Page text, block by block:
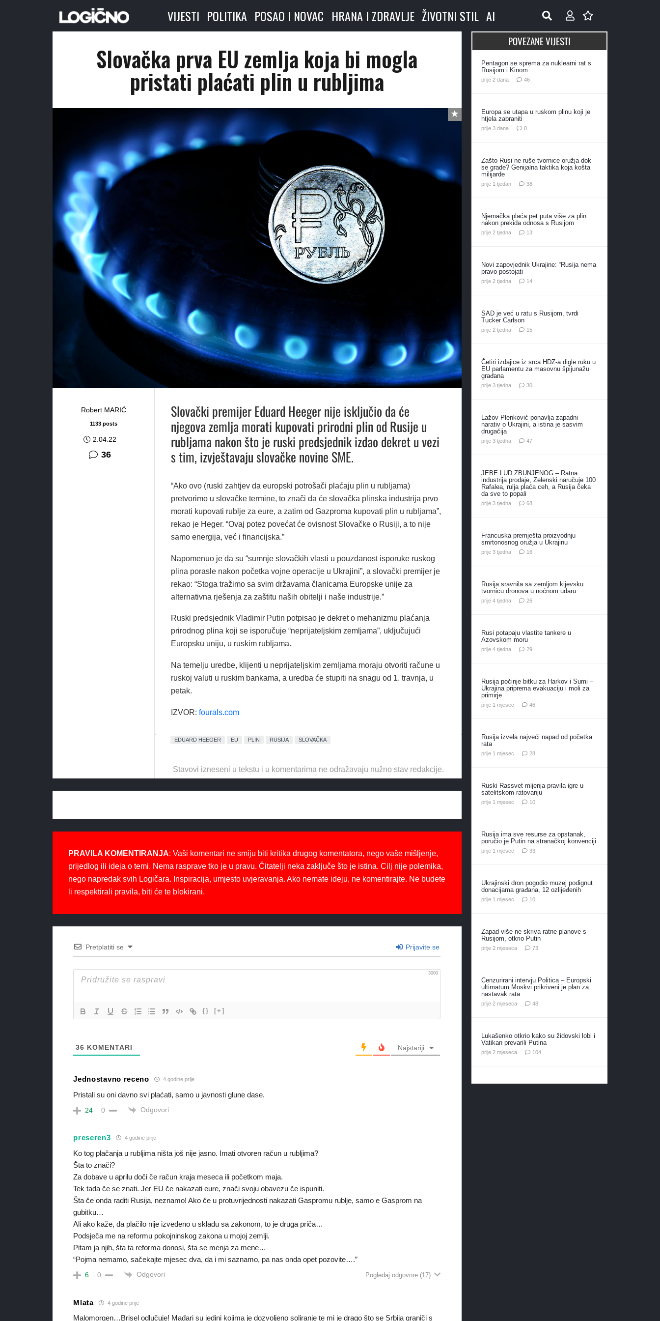
VIJESTI POLITIKA POSAO I NOVAC HRANA I ZDRAVLJE ŽIVOTNI STIL AI
Slovačka prva EU zemlja koja bi mogla
pristati plaćati plin u rubljima
Robert MARIĆ
1133 posts
2.04.22
36komentara
Slovački premijer Eduard Heeger nije isključio da će
njegova zemlja morati kupovati prirodni plin od Rusije u
rubljama nakon što je ruski predsjednik izdao dekret u vezi
s tim, izvještavaju slovačke novine SME.
“Ako ovo (ruski zahtjev da europski potrošači plaćaju plin u rubljama)
pretvorimo u slovačke termine, to znači da će slovačka plinska industrija prvo
morati kupovati rublje za eure, a zatim od Gazproma kupovati plin u rubljama”,
rekao je Heger. “Ovaj potez povećat će ovisnost Slovačke o Rusiji, a to nije
samo energija, već i financijska.”
Napomenuo je da su “sumnje slovačkih vlasti u pouzdanost isporuke ruskog
plina porasle nakon početka vojne operacije u Ukrajini”, a slovački premijer je
rekao: “Stoga tražimo sa svim državama članicama Europske unije za
alternativna rješenja za zaštitu naših obitelji i naše industrije.”
Ruski predsjednik Vladimir Putin potpisao je dekret o mehanizmu plaćanja
prirodnog plina koji se isporučuje “neprijateljskim zemljama”, uključujući
Europsku uniju, u ruskim rubljama.
Na temelju uredbe, klijenti u neprijateljskim zemljama moraju otvoriti račune u
ruskoj valuti u ruskim bankama, a uredba će stupiti na snagu od 1. travnja, u
petak.
IZVOR: fourals.com
EDUARD HEEGER EU PLIN RUSIJA SLOVAČKA
Stavovi izneseni u tekstu i u komentarima ne odražavaju nužno stav redakcije.
PRAVILA KOMENTIRANJA: Vaši komentari ne smiju biti kritika drugog komentatora, nego vaše mišljenje,
prijedlog ili ideja o temi. Nema rasprave tko je u pravu. Čitatelji neka zaključe što je istina. Cilj nije polemika,
nego napredak svih Logičara. Inspiracija, umjesto uvjeravanja. Ako nemate ideju, ne komentirajte. Ne budete
li respektirali pravila, biti će te blokirani.
Pretplatiti se Prijavite se
3000
{} [+]
36 KOMENTARI Najstariji
Jednostavno receno 4 godine prije
Pristali su oni davno svi plaćati, samo u javnosti glune dase.
24 0 Odgovori
preseren3 4 godine prije
Ko tog plačanja u rubljima ništa još nije jasno. Imati otvoren račun u rubljima?
Šta to znači?
Za dobave u aprilu doči če račun kraja meseca ili početkom maja.
Tek tada če se znati. Jer EU če nakazati eure, znači svoju obavezu če ispuniti.
Šta če onda raditi Rusija, neznamo! Ako če u protuvrijednosti nakazati Gaspromu rublje, samo e Gasprom na
gubitku…
Ali ako kaže, da plačilo nije izvedeno u skladu sa zakonom, to je druga priča…
Podsječa me na reformu pokojninskog zakona u mojoj zemlji.
Pitam ja njih, šta ta reforma donosi, šta se menja za mene…
“Pojma nemamo, sačekajte mjesec dva, da i mi saznamo, pa nas onda opet pozovite….”
6 0 Odgovori Pogledaj odgovore (17)
Mlata 4 godine prije
Malomorgen…Brisel odlučuje! Mađari su jedini kojima je dozvoljeno soliranje te mi je drago što se Srbija graniči s
POVEZANE VIJESTI
Pentagon se sprema za nuklearni rat s
Rusijom i Kinom
prije 2 dana 46komentara
Europa se utapa u ruskom plinu koji je
htjela zabraniti
prije 3 dana 8komentara
Zašto Rusi ne ruše tvornice oružja dok
se grade? Genijalna taktika koja košta
milijarde
prije 1 tjedan 38komentara
Njemačka plaća pet puta više za plin
nakon prekida odnosa s Rusijom
prije 2 tjedna 13komentara
Novi zapovjednik Ukrajine: “Rusija nema
pravo postojati
prije 2 tjedna 14komentara
SAD je već u ratu s Rusijom, tvrdi
Tucker Carlson
prije 2 tjedna 15komentara
Četiri izdajice iz srca HDZ-a digle ruku u
EU parlamentu za masovnu špijunažu
građana
prije 3 tjedna 30komentara
Lažov Plenković ponavlja zapadni
narativ o Ukrajini, a istina je sasvim
drugačija
prije 3 tjedna 47komentara
JEBE LUD ZBUNJENOG – Ratna
industrija prodaje, Zelenski naručuje 100
Rafalea, rulja plaća ceh, a Rusija čeka
da sve to popali
prije 3 tjedna 68komentara
Francuska premješta proizvodnju
smrtonosnog oružja u Ukrajinu
prije 3 tjedna 16komentara
Rusija sravnila sa zemljom kijevsku
tvornicu dronova u noćnom udaru
prije 4 tjedna 26komentara
Rusi potapaju vlastite tankere u
Azovskom moru
prije 4 tjedna 29komentara
Rusija počinje bitku za Harkov i Sumi –
Ukrajina priprema evakuaciju i moli za
primirje
prije 1 mjesec 46komentara
Rusija izvela najveći napad od početka
rata
prije 1 mjesec 28komentara
Ruski Rassvet mijenja pravila igre u
satelitskom ratovanju
prije 1 mjesec 10komentara
Rusija ima sve resurse za opstanak,
poručio je Putin na stranačkoj konvenciji
prije 1 mjesec 33komentara
Ukrajinski dron pogodio muzej podignut
donacijama građana, 12 ozlijeđenih
prije 1 mjesec 10komentara
Zapad više ne skriva ratne planove s
Rusijom, otkrio Putin
prije 2 mjeseca 73komentara
Cenzurirani intervju Politica – Europski
ultimatum Moskvi prikriveni je plan za
nastavak rata
prije 2 mjeseca 48komentara
Lukašenko otkrio kako su židovski lobi i
Vatikan prevarili Putina
prije 2 mjeseca 104komentara